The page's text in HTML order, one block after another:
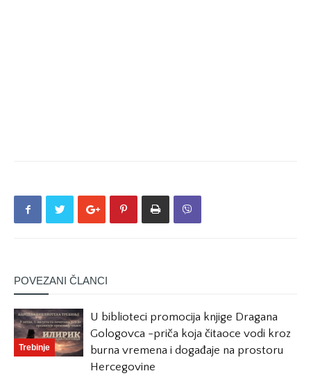
POVEZANI ČLANCI
Trebinje
U biblioteci promocija knjige Dragana
Gologovca -priča koja čitaoce vodi kroz
burna vremena i događaje na prostoru
Hercegovine